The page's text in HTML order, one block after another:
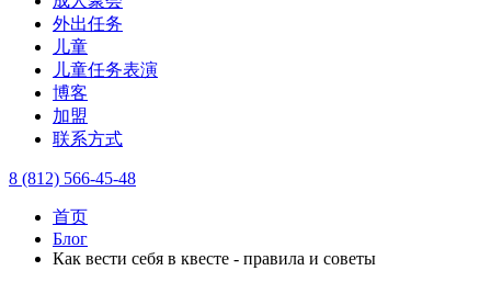
外出任务
儿童
儿童任务表演
博客
加盟
联系方式
8 (812) 566-45-48
首页
Блог
Как вести себя в квесте - правила и советы